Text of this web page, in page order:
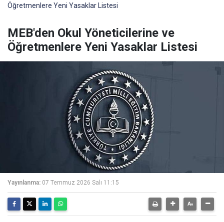
Öğretmenlere Yeni Yasaklar Listesi
MEB'den Okul Yöneticilerine ve
Öğretmenlere Yeni Yasaklar Listesi
Yayınlanma: 07 Temmuz 2026 Salı 11:15